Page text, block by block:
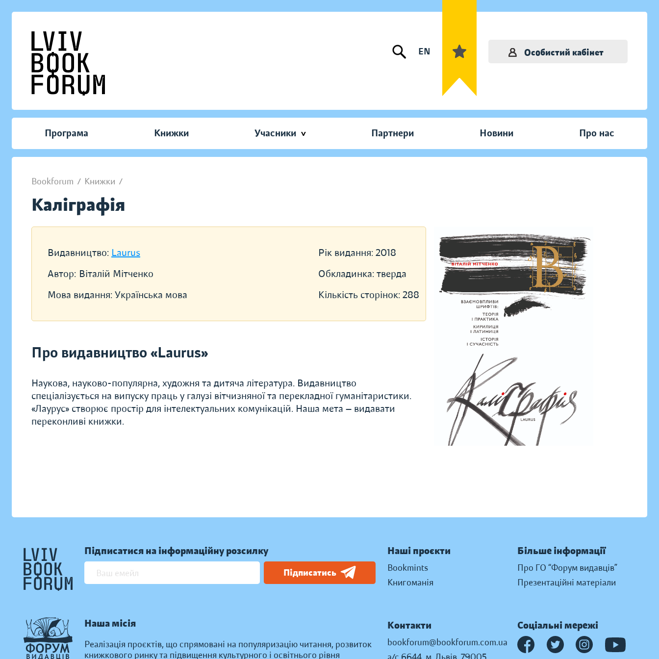
EN Особистий кабінет
Програма Книжки Учасники Партнери Новини Про нас
Bookforum / Книжки /
Каліграфія
Видавництво: Laurus
Автор: Віталій Мітченко
Мова видання: Українська мова
Рік видання: 2018
Обкладинка: тверда
Кількість сторінок: 288
Про видавництво «Laurus»
Наукова, науково-популярна, художня та дитяча література. Видавництво
спеціалізується на випуску праць у галузі вітчизняної та перекладної гуманітаристики.
«Лаурус» створює простір для інтелектуальних комунікацій. Наша мета — видавати
переконливі книжки.
Підписатися на інформаційну розсилку
Підписатись
Наша місія
Реалізація проєктів, що спрямовані на популяризацію читання, розвиток
книжкового ринку та підвищення культурного і освітнього рівня
Наші проєкти
Bookmints
Книгоманія
Більше інформації
Про ГО “Форум видавців”
Презентаційні матеріали
Контакти
bookforum@bookforum.com.ua
Соціальні мережі